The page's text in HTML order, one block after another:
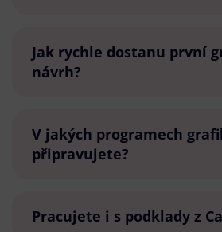
Jak rychle dostanu první
návrh?
V jakých programech
připravujete?
Pracujete i s podklady z